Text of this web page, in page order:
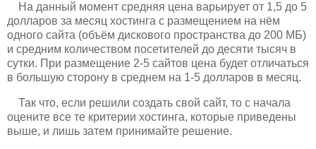
На данный момент средняя цена варьирует от 1,5 до 5
долларов за месяц хостинга с размещением на нём
одного сайта (объём дискового пространства до 200 МБ)
и средним количеством посетителей до десяти тысяч в
сутки. При размещение 2-5 сайтов цена будет отличаться
в большую сторону в среднем на 1-5 долларов в месяц.
Так что, если решили создать свой сайт, то с начала
оцените все те критерии хостинга, которые приведены
выше, и лишь затем принимайте решение.